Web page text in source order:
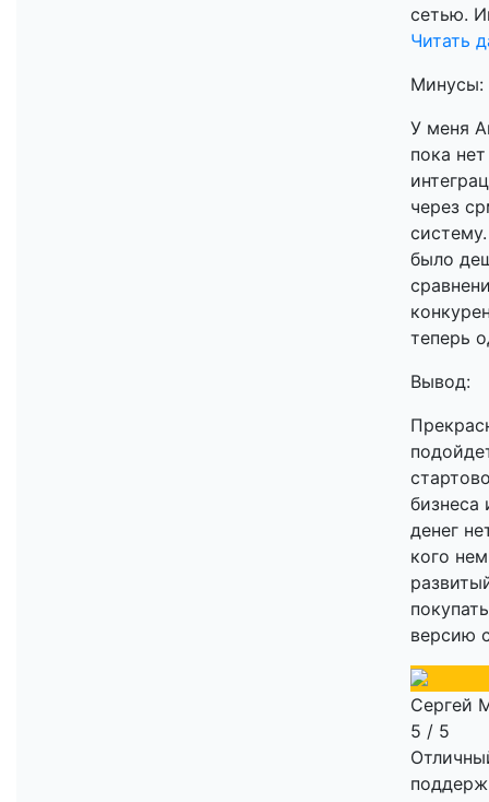
сетью.
Читать
Минусы:
У меня
пока нет
через
было
теперь
Вывод:
бизнеса
денег
кого
версию
Сергей
5 / 5